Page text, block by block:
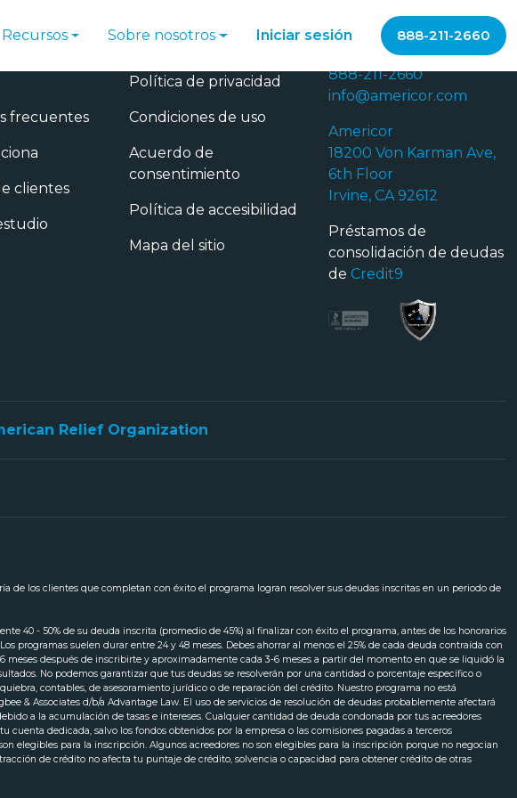
Recursos Sobre nosotros Iniciar sesión 888-211-2660
frecuentes
clientes
Privacidad
Política de privacidad
Condiciones de uso
Acuerdo de
consentimiento
Política de accesibilidad
Mapa del sitio
Contáctanos
888-211-2660
info@americor.com
Americor
18200 Von Karman Ave,
6th Floor
Irvine, CA 92612
Préstamos de
consolidación de deudas
de Credit9
Relief Organization
de los clientes que completan con éxito el programa logran resolver sus deudas inscritas en un periodo de
40 - 50% de su deuda inscrita (promedio de 45%) al finalizar con éxito el programa, antes de los honorarios
programas suelen durar entre 24 y 48 meses. Debes ahorrar al menos el 25% de cada deuda contraída con
después de inscribirte y aproximadamente cada 3-6 meses a partir del momento en que se liquidó la
No podemos garantizar que tus deudas se resolverán por una cantidad o porcentaje específico o
contables, de asesoramiento jurídico o de reparación del crédito. Nuestro programa no está
& Associates d/b/a Advantage Law. El uso de servicios de resolución de deudas probablemente afectará
a la acumulación de tasas e intereses. Cualquier cantidad de deuda condonada por tus acreedores
dedicada, salvo los fondos obtenidos por la empresa o las comisiones pagadas a terceros
elegibles para la inscripción. Algunos acreedores no son elegibles para la inscripción porque no negocian
de crédito no afecta tu puntaje de crédito, solvencia o capacidad para obtener crédito de otras